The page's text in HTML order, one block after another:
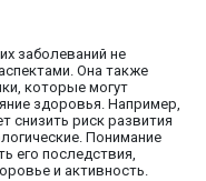
заболеваний не
Она также
которые могут
здоровья. Например,
снизить риск развития
Понимание
его последствия,
и активность.